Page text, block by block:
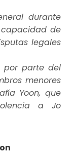
durante
de
legales
por parte del
menores
Yoon, que
a Jo